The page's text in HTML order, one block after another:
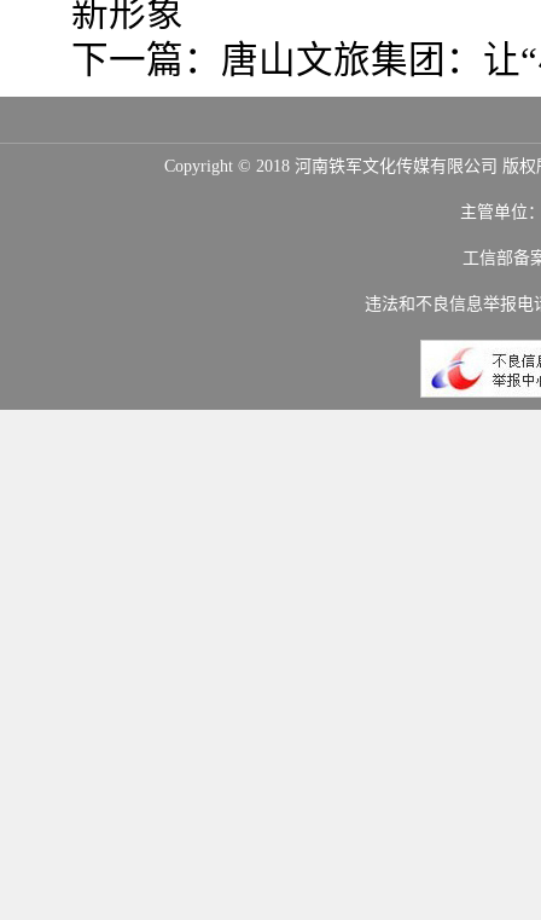
新形象
下一篇： 唐山文旅集团：让
Copyright © 2018 河南铁军文化传媒有限公司 版
主管单位
工信部备
违法和不良信息举报